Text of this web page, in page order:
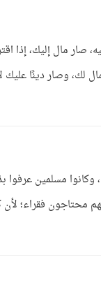
مال إليك، إذا
لك، وصار دينًا عليك
وكانوا مسلمين
محتاجون فقراء؛